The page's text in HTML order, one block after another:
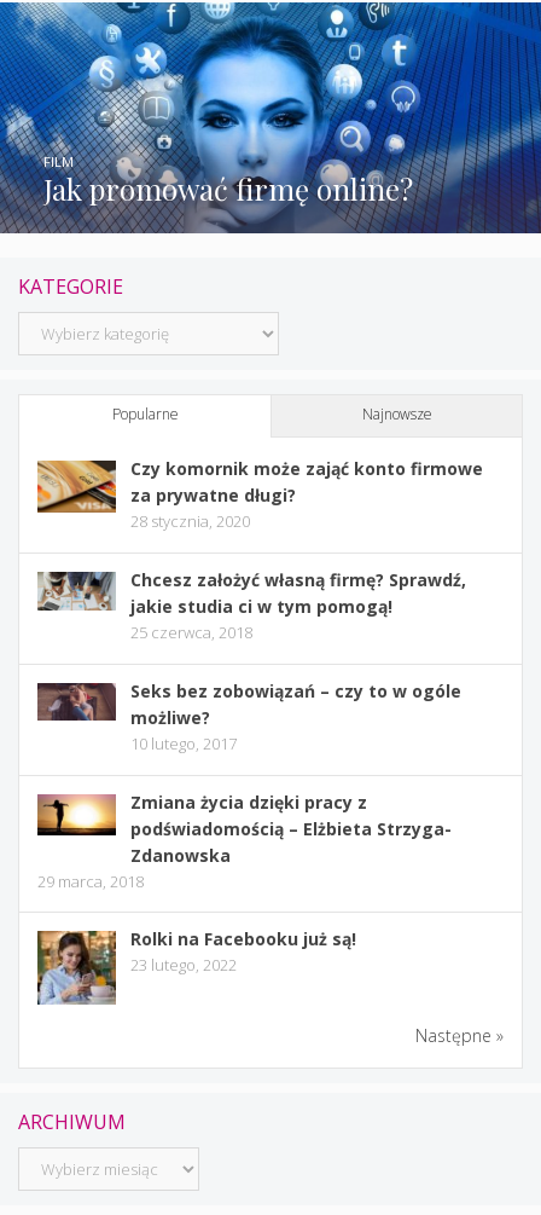
Jak promować firmę online?
FILM
KATEGORIE
Kategorie
Popularne Najnowsze
Czy komornik może zająć konto firmowe
za prywatne długi?
28 stycznia, 2020
Chcesz założyć własną firmę? Sprawdź,
jakie studia ci w tym pomogą!
25 czerwca, 2018
Seks bez zobowiązań – czy to w ogóle
możliwe?
10 lutego, 2017
Zmiana życia dzięki pracy z
podświadomością – Elżbieta Strzyga-
Zdanowska
29 marca, 2018
Rolki na Facebooku już są!
23 lutego, 2022
Następne »
ARCHIWUM
Archiwum